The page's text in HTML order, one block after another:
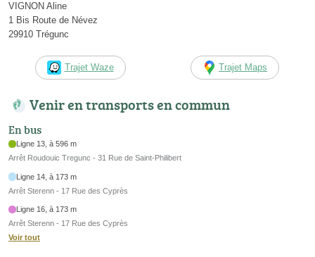
VIGNON Aline
1 Bis Route de Névez
29910 Trégunc
Trajet Waze Trajet Maps
Venir en transports en commun
En bus
Ligne 13, à 596 m
Arrêt Roudouic Tregunc - 31 Rue de Saint-Philibert
Ligne 14, à 173 m
Arrêt Sterenn - 17 Rue des Cyprès
Ligne 16, à 173 m
Arrêt Sterenn - 17 Rue des Cyprès
Voir tout